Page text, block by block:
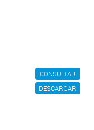
CONSULTAR
DESCARGAR